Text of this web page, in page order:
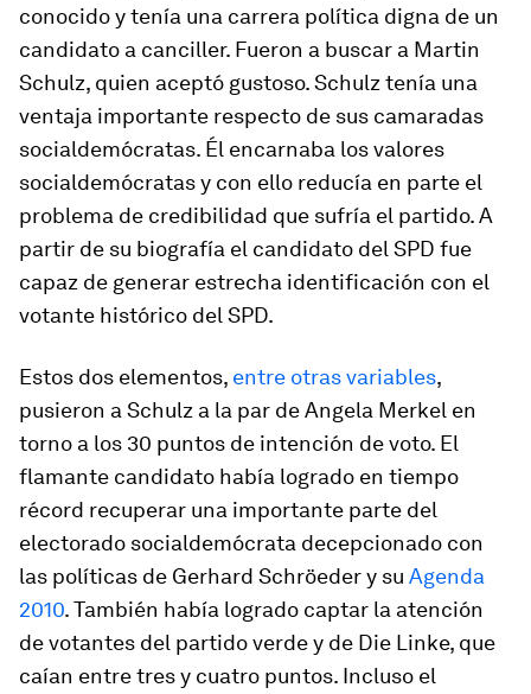
conocido y tenía una carrera política digna de un
candidato a canciller. Fueron a buscar a Martin
Schulz, quien aceptó gustoso. Schulz tenía una
ventaja importante respecto de sus camaradas
socialdemócratas. Él encarnaba los valores
socialdemócratas y con ello reducía en parte el
problema de credibilidad que sufría el partido. A
partir de su biografía el candidato del SPD fue
capaz de generar estrecha identificación con el
votante histórico del SPD.
Estos dos elementos, entre otras variables,
pusieron a Schulz a la par de Angela Merkel en
torno a los 30 puntos de intención de voto. El
flamante candidato había logrado en tiempo
récord recuperar una importante parte del
electorado socialdemócrata decepcionado con
las políticas de Gerhard Schröeder y su Agenda
2010. También había logrado captar la atención
de votantes del partido verde y de Die Linke, que
caían entre tres y cuatro puntos. Incluso el